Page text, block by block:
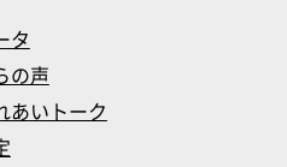
タ
の声
あいトーク